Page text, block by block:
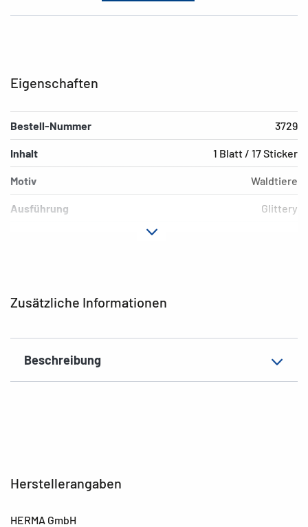
Zusätzliche Informationen
Beschreibung
Eigenschaften
Bestell-Nummer 3729
Inhalt 1 Blatt / 17 Sticker
Motiv Waldtiere
Ausführung Glittery
Herstellerangaben
HERMA GmbH